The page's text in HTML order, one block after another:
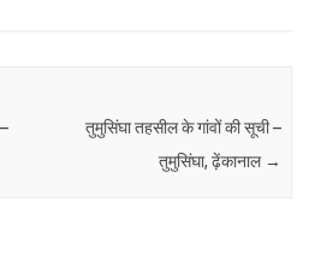
तुमुसिंघा तहसील के गांवों की सूची –
तुमुसिंघा, ढ़ेंकानाल →